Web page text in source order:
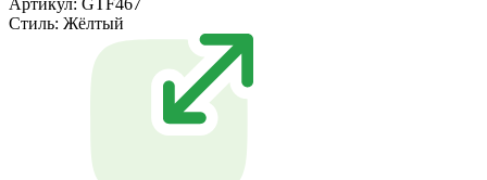
Артикул: GTF467
Стиль: Жёлтый